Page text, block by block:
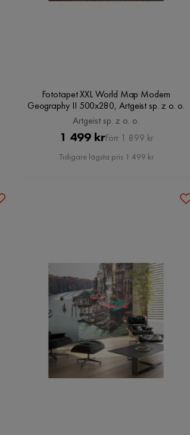
Fototapet XXL World Map Modern
Geography II 500x280, Artgeist sp. z o. o.
Artgeist sp. z o. o.
Pris
1 499 krOriginal
Pris
Förr 1 899 kr
Tidigare lägsta pris 1 499 kr